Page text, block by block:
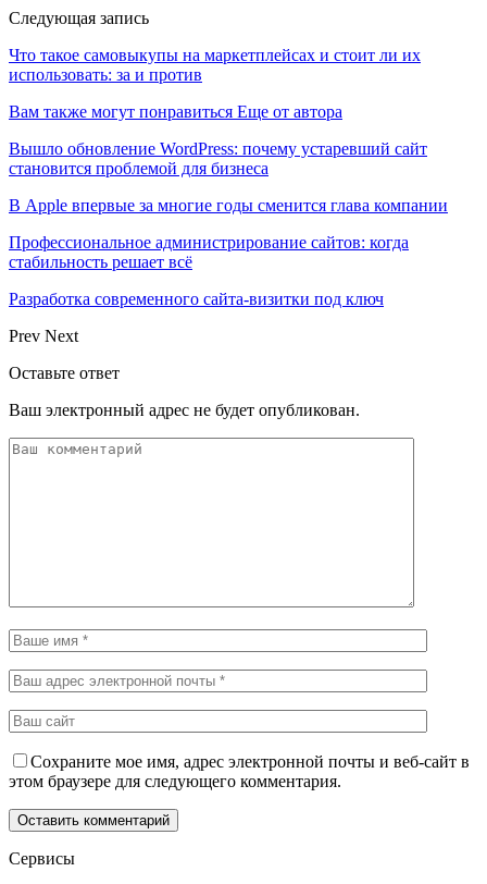
Следующая запись
Что такое самовыкупы на маркетплейсах и стоит ли их
использовать: за и против
Вам также могут понравиться Еще от автора
Вышло обновление WordPress: почему устаревший сайт
становится проблемой для бизнеса
В Apple впервые за многие годы сменится глава компании
Профессиональное администрирование сайтов: когда
стабильность решает всё
Разработка современного сайта-визитки под ключ
Prev Next
Оставьте ответ
Ваш электронный адрес не будет опубликован.
Сохраните мое имя, адрес электронной почты и веб-сайт в
этом браузере для следующего комментария.
Сервисы